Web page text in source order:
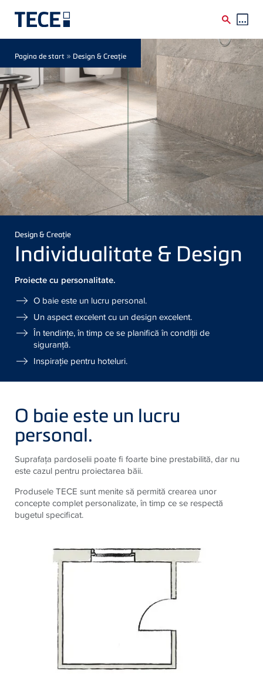
Breadcrumb
Pagina de start » Design & Creaţie
Design & Creaţie
Individualitate & Design
Proiecte cu personalitate.
O baie este un lucru personal.
Un aspect excelent cu un design excelent.
În tendinţe, în timp ce se planifică în condiţii de
siguranţă.
Inspiraţie pentru hoteluri.
O baie este un lucru
personal.
Suprafaţa pardoselii poate fi foarte bine prestabilită, dar nu
este cazul pentru proiectarea băii.
Produsele TECE sunt menite să permită crearea unor
concepte complet personalizate, în timp ce se respectă
bugetul specificat.